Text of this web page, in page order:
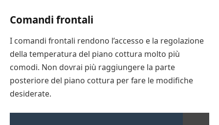
Comandi frontali
I comandi frontali rendono l’accesso e la regolazione
della temperatura del piano cottura molto più
comodi. Non dovrai più raggiungere la parte
posteriore del piano cottura per fare le modifiche
desiderate.